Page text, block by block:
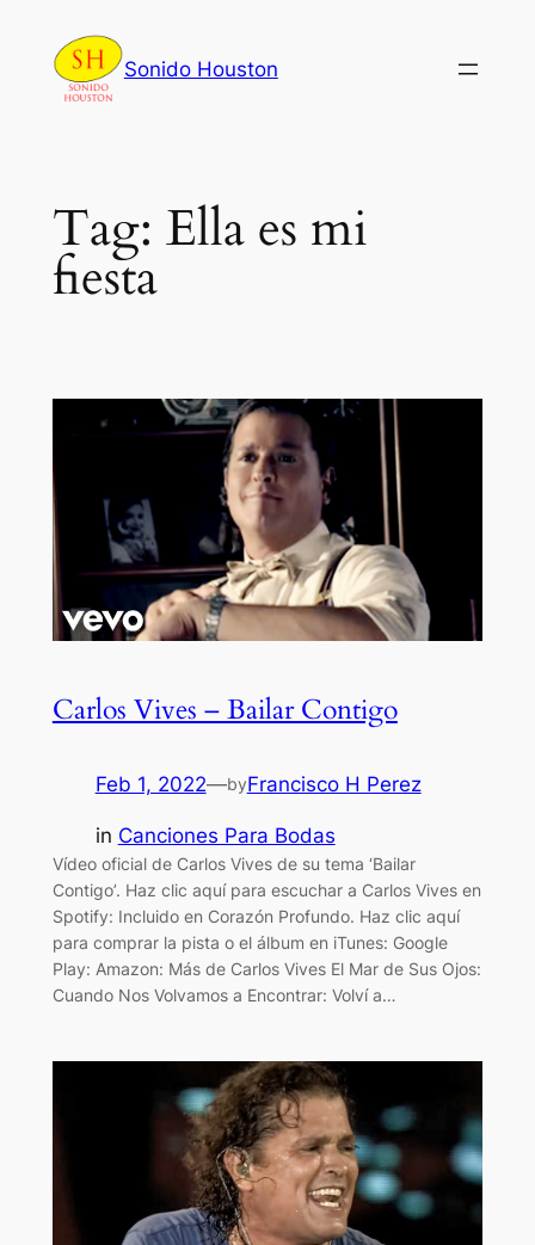
content
Sonido Houston
Tag: Ella es mi
fiesta
Carlos Vives – Bailar Contigo
Feb 1, 2022—byFrancisco H Perez
in Canciones Para Bodas
Vídeo oficial de Carlos Vives de su tema ‘Bailar
Contigo’. Haz clic aquí para escuchar a Carlos Vives en
Spotify: Incluido en Corazón Profundo. Haz clic aquí
para comprar la pista o el álbum en iTunes: Google
Play: Amazon: Más de Carlos Vives El Mar de Sus Ojos:
Cuando Nos Volvamos a Encontrar: Volví a…